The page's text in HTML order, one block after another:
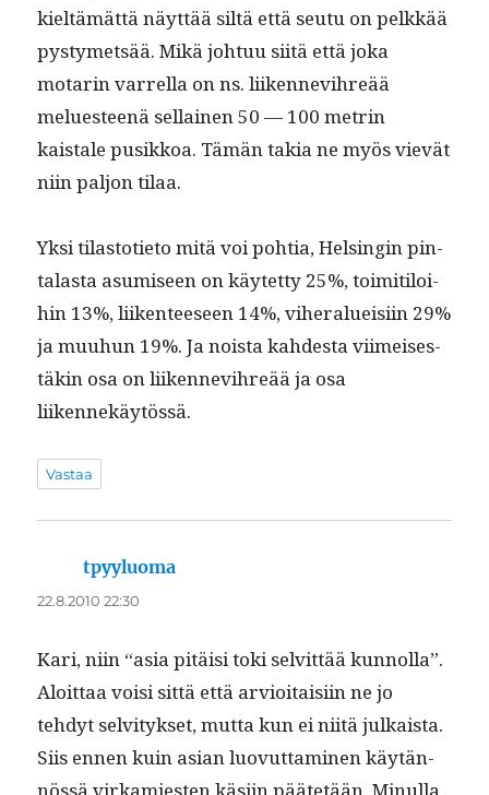
kieltämät­tä näyt­tää siltä että seu­tu on pelkkää
pystymet­sää. Mikä johtuu siitä että joka
motarin var­rel­la on ns. liiken­nevihreää
melues­teenä sel­l­ainen 50 — 100 metrin
kaistale pusikkoa. Tämän takia ne myös vievät
niin paljon tilaa.
Yksi tilas­toti­eto mitä voi pohtia, Helsin­gin pin­
ta­las­ta asumiseen on käytet­ty 25%, toim­i­tiloi­
hin 13%, liiken­teeseen 14%, viher­alueisi­in 29%
ja muuhun 19%. Ja noista kahdes­ta viimeis­es­
täkin osa on liiken­nevihreää ja osa
liikennekäytössä.
Vastaa
tpyyluoma
22.8.2010 22:30
Kari, niin “asia pitäisi toki selvit­tää kun­nol­la”.
Aloit­taa voisi sit­tä että arvioitaisi­in ne jo
tehdyt selvi­tyk­set, mut­ta kun ei niitä julka­ista.
Siis ennen kuin asian luovut­ta­mi­nen käytän­